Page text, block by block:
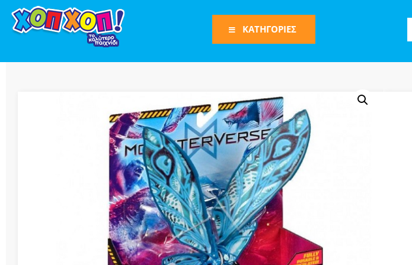
ΚΑΤΗΓΟΡΙΕΣ
Φιγούρες Δράσης
Φιγούρες
Τρένα
Bruder
Οχήματα
Πίστες-Γκαράζ
Παιχνίδια Ρόλων-Μίμησης
Play Set
Όπλα